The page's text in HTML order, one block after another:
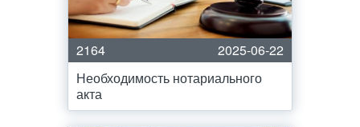
2164
2025-06-22
Необходимость нотариального
акта